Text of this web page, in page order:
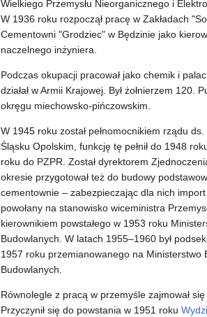
Wielkiego Przemysłu Nieorganicznego i
W 1936 roku rozpoczął pracę w Zakładach
Cementowni "Grodziec" w Będzinie jako
naczelnego inżyniera.
Podczas okupacji pracował jako chemik i
działał w Armii Krajowej. Był żołnierzem 120.
okręgu miechowsko-pińczowskim.
W 1945 roku został pełnomocnikiem rządu
Śląsku Opolskim, funkcję tę pełnił do 1948
roku do PZPR. Został dyrektorem
okresie przygotował też do budowy
cementownie – zabezpieczając dla nich
powołany na stanowisko wiceministra
kierownikiem powstałego w 1953 roku
Budowlanych. W latach 1955–1960 był
1957 roku przemianowanego na Ministerstwo
Budowlanych.
Równolegle z pracą w przemyśle zajmował
Przyczynił się do powstania w 1951 roku